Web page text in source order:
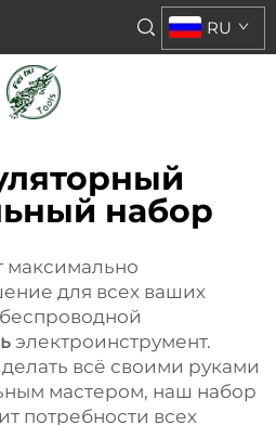
RU
набор
максимально
для всех ваших
электроинструмент.
всё своими руками
мастером, наш набор
потребности всех